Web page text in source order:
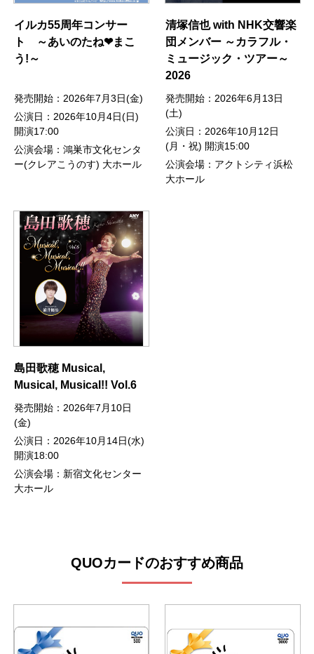
イルカ55周年コンサー
ト ～あいのたね❤まこ
う!～
発売開始：2026年7月3日(金)
公演日：2026年10月4日(日)
開演17:00
公演会場：鴻巣市文化センタ
ー(クレアこうのす) 大ホール
清塚信也 with NHK交響楽
団メンバー ～カラフル・
ミュージック・ツアー～
2026
発売開始：2026年6月13日
(土)
公演日：2026年10月12日
(月・祝) 開演15:00
公演会場：アクトシティ浜松
大ホール
島田歌穂 Musical,
Musical, Musical!! Vol.6
発売開始：2026年7月10日
(金)
公演日：2026年10月14日(水)
開演18:00
公演会場：新宿文化センター
大ホール
QUOカードのおすすめ商品